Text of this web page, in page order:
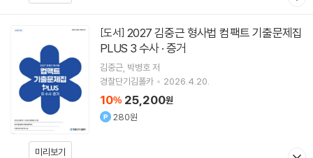
미리보기
[도서]
PLUS 3 수사 · 증거
김중근 박병호저
경찰단기김폴카
2026.4.20.
10% 25,200원
280원